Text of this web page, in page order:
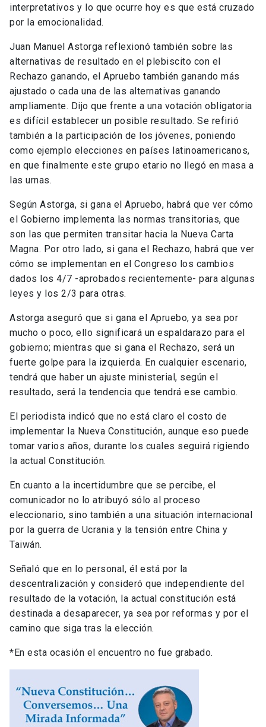
interpretativos y lo que ocurre hoy es que está cruzado
por la emocionalidad.
Juan Manuel Astorga reflexionó también sobre las
alternativas de resultado en el plebiscito con el
Rechazo ganando, el Apruebo también ganando más
ajustado o cada una de las alternativas ganando
ampliamente. Dijo que frente a una votación obligatoria
es difícil establecer un posible resultado. Se refirió
también a la participación de los jóvenes, poniendo
como ejemplo elecciones en países latinoamericanos,
en que finalmente este grupo etario no llegó en masa a
las urnas.
Según Astorga, si gana el Apruebo, habrá que ver cómo
el Gobierno implementa las normas transitorias, que
son las que permiten transitar hacia la Nueva Carta
Magna. Por otro lado, si gana el Rechazo, habrá que ver
cómo se implementan en el Congreso los cambios
dados los 4/7 -aprobados recientemente- para algunas
leyes y los 2/3 para otras.
Astorga aseguró que si gana el Apruebo, ya sea por
mucho o poco, ello significará un espaldarazo para el
gobierno; mientras que si gana el Rechazo, será un
fuerte golpe para la izquierda. En cualquier escenario,
tendrá que haber un ajuste ministerial, según el
resultado, será la tendencia que tendrá ese cambio.
El periodista indicó que no está claro el costo de
implementar la Nueva Constitución, aunque eso puede
tomar varios años, durante los cuales seguirá rigiendo
la actual Constitución.
En cuanto a la incertidumbre que se percibe, el
comunicador no lo atribuyó sólo al proceso
eleccionario, sino también a una situación internacional
por la guerra de Ucrania y la tensión entre China y
Taiwán.
Señaló que en lo personal, él está por la
descentralización y consideró que independiente del
resultado de la votación, la actual constitución está
destinada a desaparecer, ya sea por reformas y por el
camino que siga tras la elección.
*En esta ocasión el encuentro no fue grabado.